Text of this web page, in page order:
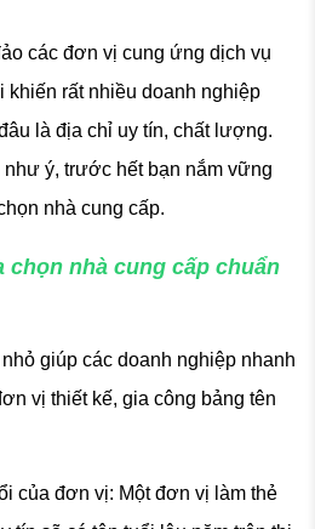
các đơn vị cung ứng dịch vụ
khiến rất nhiều doanh nghiệp
là địa chỉ uy tín, chất lượng.
ý, trước hết bạn nắm vững
nhà cung cấp.
chọn nhà cung cấp chuẩn
giúp các doanh nghiệp nhanh
vị thiết kế, gia công bảng tên
của đơn vị: Một đơn vị làm thẻ